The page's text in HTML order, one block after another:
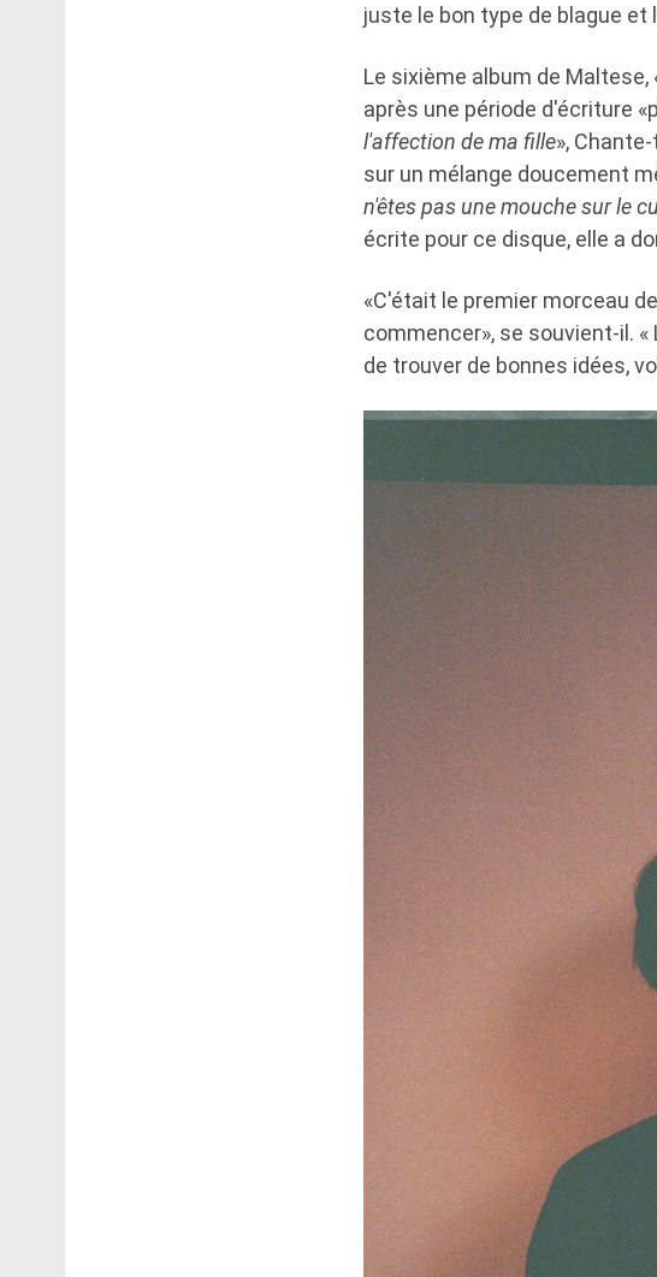
juste le bon type de blague et
Le sixième album de
après une période d'écriture
l'affection de ma fille»,
sur un mélange doucement
n'êtes pas une mouche sur le
écrite pour ce disque, elle a
«C'était le premier morceau
commencer», se souvient-il.
de trouver de bonnes idées,